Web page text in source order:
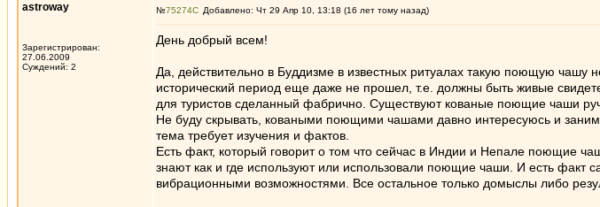
astroway
Зарегистрирован:
27.06.2009
Суждений: 2
№75274 Добавлено: Чт 29 Апр 10, 13:18 (16 лет тому назад)
День добрый всем!
Да, действительно в Буддизме в известных ритуалах такую поющую чашу
исторический период еще даже не прошел, т.е. должны быть живые
для туристов сделанный фабрично. Существуют кованые поющие чаши
Не буду скрывать, коваными поющими чашами давно интересуюсь и
тема требует изучения и фактов.
Есть факт, который говорит о том что сейчас в Индии и Непале поющие
знают как и где используют или использовали поющие чаши. И есть
вибрационными возможностями. Все остальное только домыслы либо